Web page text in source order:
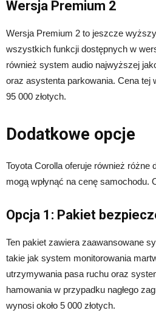
Wersja Premium 2
Wersja Premium 2 to jeszcze
wszystkich funkcji dostępnych w
również system audio najwyższej
oraz asystenta parkowania. Cena tej
95 000 złotych.
Dodatkowe opcje
Toyota Corolla oferuje również różne
mogą wpłynąć na cenę samochodu.
Opcja 1: Pakiet
Ten pakiet zawiera zaawansowane
takie jak system monitorowania
utrzymywania pasa ruchu oraz
hamowania w przypadku nagłego
wynosi około 5 000 złotych.